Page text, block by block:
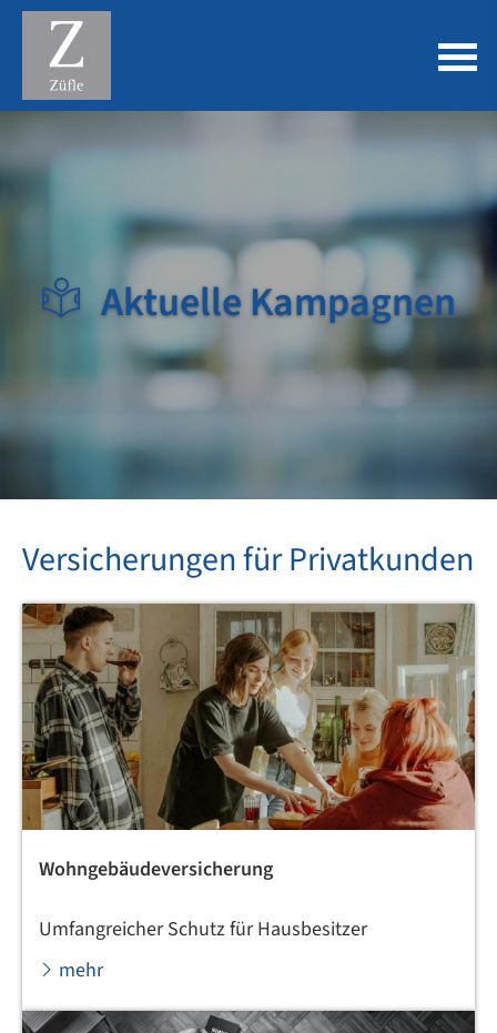
Aktuelle Kampagnen
Versicherungen für Privatkunden
Wohngebäudeversicherung
Umfangreicher Schutz für Hausbesitzer
mehr